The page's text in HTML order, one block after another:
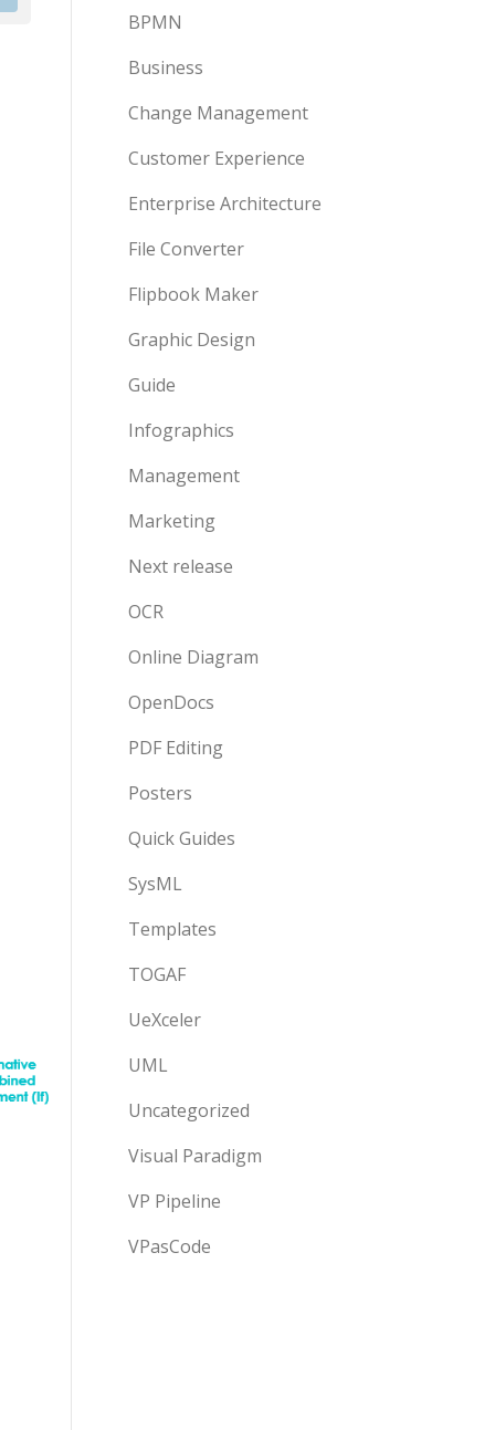
BPMN
Business
Change Management
Customer Experience
Enterprise Architecture
File Converter
Flipbook Maker
Graphic Design
Guide
Infographics
Management
Marketing
Next release
OCR
Online Diagram
OpenDocs
PDF Editing
Posters
Quick Guides
SysML
Templates
TOGAF
UeXceler
UML
Uncategorized
Visual Paradigm
VP Pipeline
VPasCode